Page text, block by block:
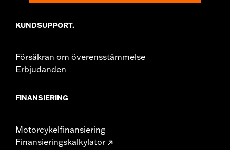
locations. Check local laws to ensure your motorcycle
KUNDSUPPORT.
Försäkran om överensstämmelse
Erbjudanden
FINANSIERING
Motorcykelfinansiering
Finansieringskalkylator